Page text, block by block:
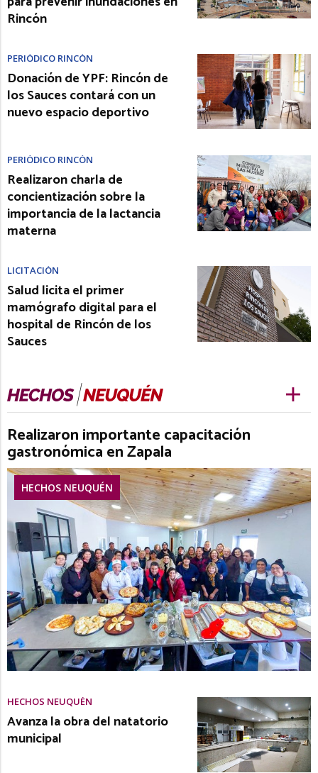
Rincón
PERIÓDICO RINCÓN
Donación de YPF: Rincón de
los Sauces contará con un
nuevo espacio deportivo
PERIÓDICO RINCÓN
Realizaron charla de
concientización sobre la
importancia de la lactancia
materna
LICITACIÓN
Salud licita el primer
mamógrafo digital para el
hospital de Rincón de los
Sauces
Realizaron importante capacitación
gastronómica en Zapala
HECHOS NEUQUÉN
HECHOS NEUQUÉN
Avanza la obra del natatorio
municipal